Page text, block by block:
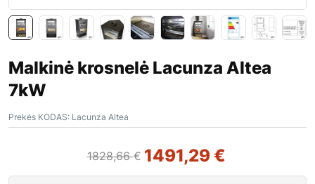
Malkinė krosnelė Lacunza Altea
7kW
Prekės KODAS: Lacunza Altea
1828,66€ 1491,29 €